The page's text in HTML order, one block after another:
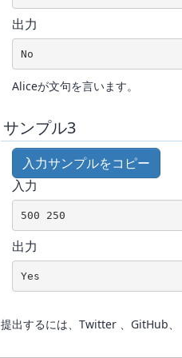
出力
No
Aliceが文句を言います。
サンプル3
入力サンプルをコピー
入力
500 250
出力
Yes
提出するには、Twitter 、GitHub、